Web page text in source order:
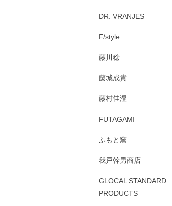
DR. VRANJES
F/style
藤川稔
藤城成貴
藤村佳澄
FUTAGAMI
ふもと窯
我戸幹男商店
GLOCAL STANDARD
PRODUCTS